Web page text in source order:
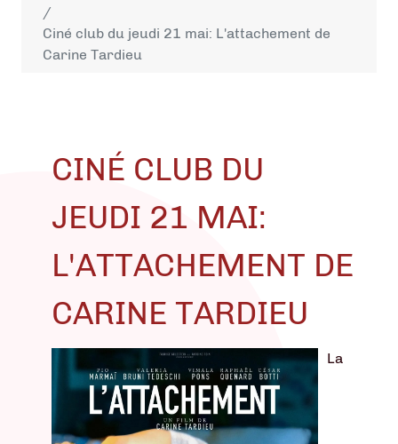
Ciné club du jeudi 21 mai: L'attachement de
Carine Tardieu
CINÉ CLUB DU
JEUDI 21 MAI:
L'ATTACHEMENT DE
CARINE TARDIEU
La